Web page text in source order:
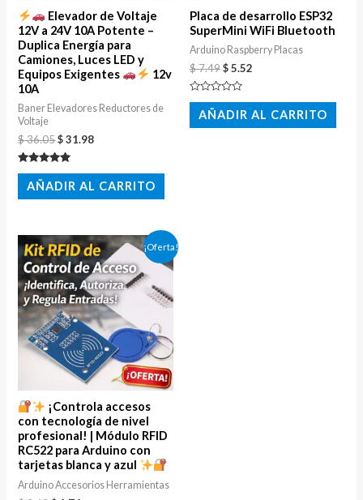
Elevador de Voltaje
12V a 24V 10A Potente –
Duplica Energía para
Camiones, Luces LED y
Equipos Exigentes
12v
10A
Baner Elevadores Reductores de
Voltaje
$36.05$31.98
Valorado
con
5.00
de 5
AÑADIR AL CARRITO
Placa de desarrollo ESP32
SuperMini WiFi Bluetooth
Arduino Raspberry Placas
$7.49$5.52
Valorado
con
de
AÑADIR AL CARRITO
¡Oferta!
¡Controla accesos
con tecnología de nivel
profesional! | Módulo RFID
RC522 para Arduino con
tarjetas blanca y azul
Arduino Accesorios Herramientas
El
precio
original
era:
$ 2.62.
El
precio
actual
es:
$ 1.74.